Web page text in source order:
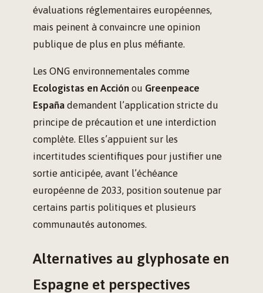
évaluations réglementaires européennes,
mais peinent à convaincre une opinion
publique de plus en plus méfiante.
Les ONG environnementales comme
Ecologistas en Acción ou Greenpeace
España demandent l’application stricte du
principe de précaution et une interdiction
complète. Elles s’appuient sur les
incertitudes scientifiques pour justifier une
sortie anticipée, avant l’échéance
européenne de 2033, position soutenue par
certains partis politiques et plusieurs
communautés autonomes.
Alternatives au glyphosate en
Espagne et perspectives